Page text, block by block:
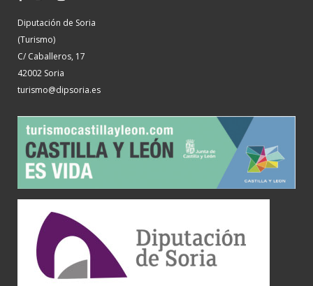
Diputación de Soria
(Turismo)
C/ Caballeros, 17
42002 Soria
turismo@dipsoria.es